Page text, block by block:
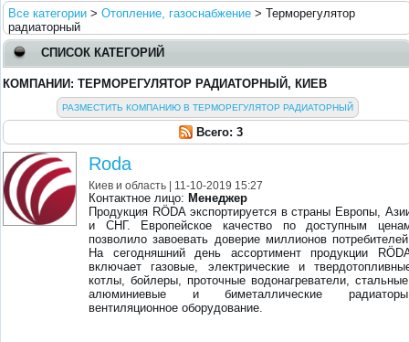
Все категории > Отопление, газоснабжение > Терморегулятор
радиаторный
СПИСОК КАТЕГОРИЙ
КОМПАНИИ: ТЕРМОРЕГУЛЯТОР РАДИАТОРНЫЙ, КИЕВ
РАЗМЕСТИТЬ КОМПАНИЮ В ТЕРМОРЕГУЛЯТОР РАДИАТОРНЫЙ
Всего: 3
Roda
Киев и область | 11-10-2019 15:27
Контактное лицо: Менеджер
Продукция RÖDA экспортируется в страны Европы,
и СНГ. Европейское качество по доступным
позволило завоевать доверие миллионов
На сегодняшний день ассортимент продукции
включает газовые, электрические и
котлы, бойлеры, проточные водонагреватели,
алюминиевые и биметаллические
вентиляционное оборудование.